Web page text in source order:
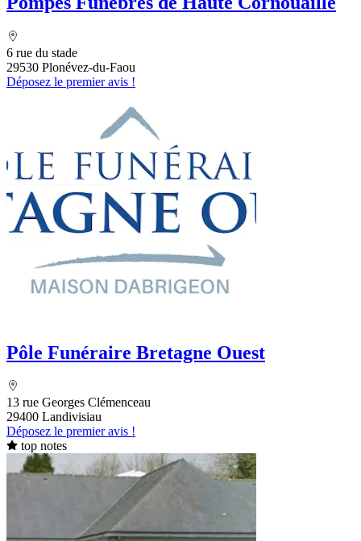
6 rue du stade
29530 Plonévez-du-Faou
Déposez le premier avis !
Pôle Funéraire Bretagne Ouest
13 rue Georges Clémenceau
29400 Landivisiau
Déposez le premier avis !
top notes